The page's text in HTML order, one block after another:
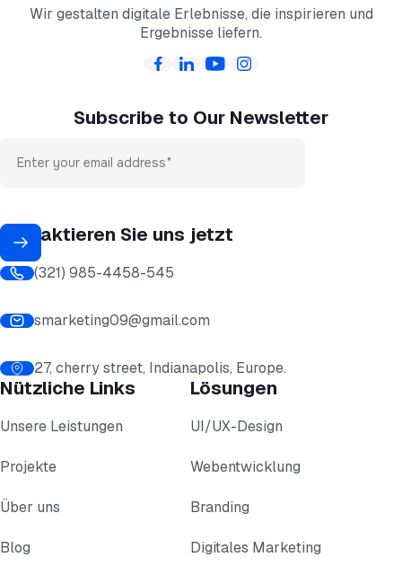
Wir gestalten digitale Erlebnisse, die inspirieren und
Ergebnisse liefern.
Subscribe to Our Newsletter
Nützliche Links
Unsere Leistungen
Projekte
Über uns
Blog
Lösungen
UI/UX-Design
Webentwicklung
Branding
Digitales Marketing
Kontaktieren Sie uns jetzt
(321) 985-4458-545
smarketing09@gmail.com
27, cherry street, Indianapolis, Europe.